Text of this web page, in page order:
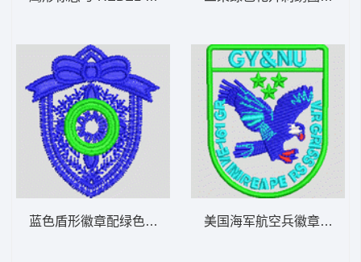
蓝色盾形徽章配绿色圆环 章仔 美国海军航空兵徽章 章仔鹰